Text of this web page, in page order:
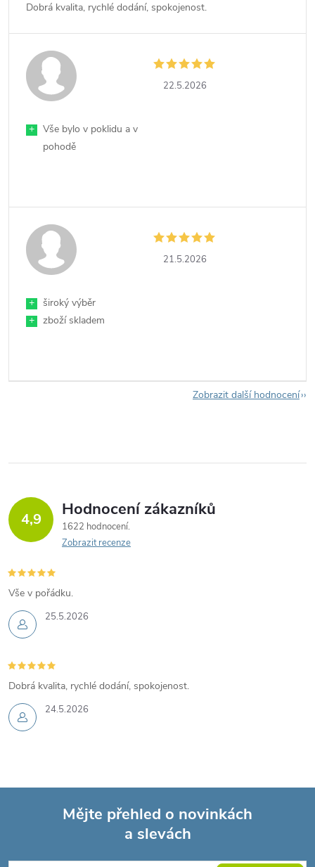
Dobrá kvalita, rychlé dodání, spokojenost.
22.5.2026
+
Vše bylo v poklidu a v
pohodě
21.5.2026
+
široký výběr
+
zboží skladem
Zobrazit další hodnocení
4,9 Hodnocení zákazníků
1622 hodnocení
Zobrazit recenze
25.5.2026
Vše v pořádku.
24.5.2026
Dobrá kvalita, rychlé dodání, spokojenost.
Mějte přehled o novinkách
a slevách